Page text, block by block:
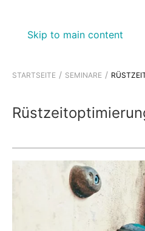
Skip to main content
STARTSEITE SEMINARE